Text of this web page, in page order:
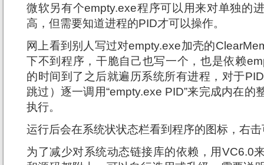
微软另有个empty.exe程序可以用来对单独的
高，但需要知道进程的PID才可以操作。
网上看到别人写过对empty.exe加壳的
下不到程序，干脆自己也写一个，也是依赖
的时间到了之后就遍历系统所有进程，对于
跳过）逐一调用“empty.exe PID”来完成内在的
执行。
运行后会在系统状状态栏看到程序的图标，右
为了减少对系统动态链接库的依赖，用VC6.0